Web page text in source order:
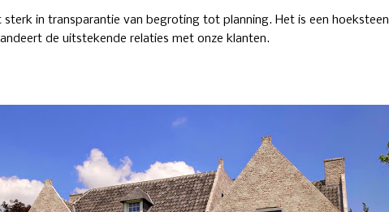
sterk in transparantie van begroting tot planning. Het is een hoeksteen
de uitstekende relaties met onze klanten.